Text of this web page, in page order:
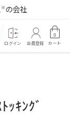
※の会社
ログイン 会員登録 カート
0
ｯｷﾝｸﾞ